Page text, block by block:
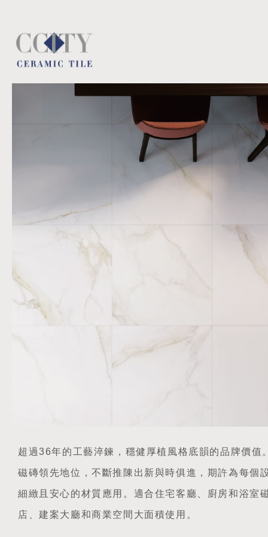
超過36年的工藝淬鍊，穩健厚植風格底韻的品牌價值
磁磚領先地位，不斷推陳出新與時俱進，期許為每個
細緻且安心的材質應用。適合住宅客廳、廚房和浴室
店、建案大廳和商業空間大面積使用。